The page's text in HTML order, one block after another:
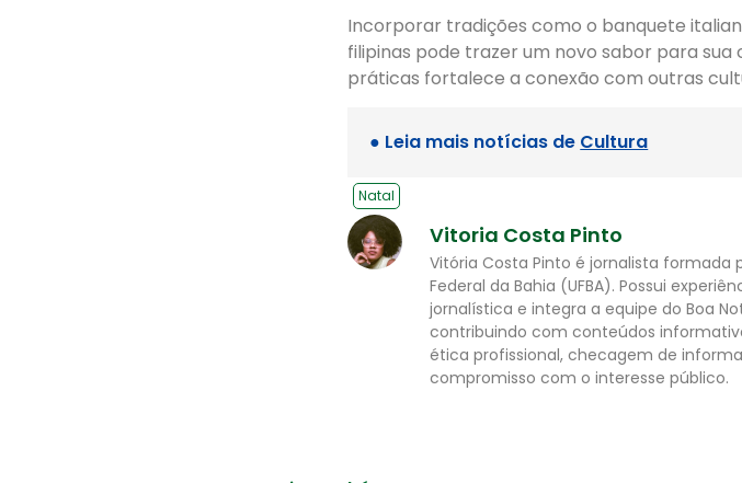
Incorporar tradições como o banquete
filipinas pode trazer um novo sabor para sua
práticas fortalece a conexão com outras
● Leia mais notícias de Cultura
Natal
Vitoria Costa Pinto
Vitória Costa Pinto é jornalista formada
Federal da Bahia (UFBA). Possui
jornalística e integra a equipe do Boa
contribuindo com conteúdos
ética profissional, checagem de
compromisso com o interesse público.